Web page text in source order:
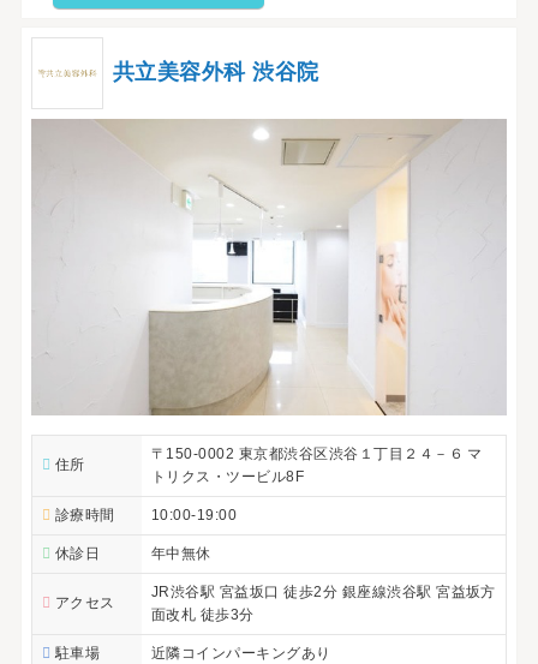
共立美容外科 渋谷院
住所
〒150-0002 東京都渋谷区渋谷１丁目２４－６ マ
トリクス・ツービル8F
診療時間 10:00-19:00
休診日 年中無休
アクセス
JR渋谷駅 宮益坂口 徒歩2分 銀座線渋谷駅 宮益坂方
面改札 徒歩3分
駐車場 近隣コインパーキングあり